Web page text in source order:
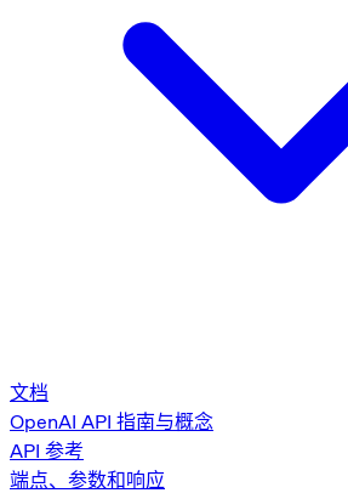
文档
OpenAI API 指南与概念
API 参考
端点、参数和响应